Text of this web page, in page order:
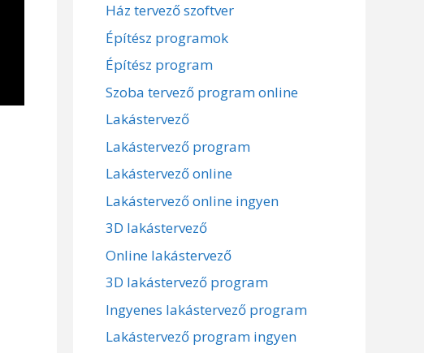
Ház tervező szoftver
Építész programok
Építész program
Szoba tervező program online
Lakástervező
Lakástervező program
Lakástervező online
Lakástervező online ingyen
3D lakástervező
Online lakástervező
3D lakástervező program
Ingyenes lakástervező program
Lakástervező program ingyen